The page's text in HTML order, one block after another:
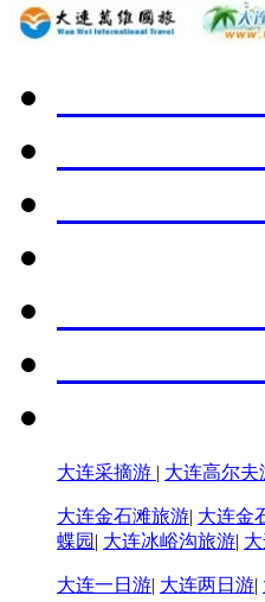
大连采摘游 | 大连高尔夫
大连金石滩旅游| 大连金
蝶园 | 大连冰峪沟旅游|
大连一日游| 大连两日游|